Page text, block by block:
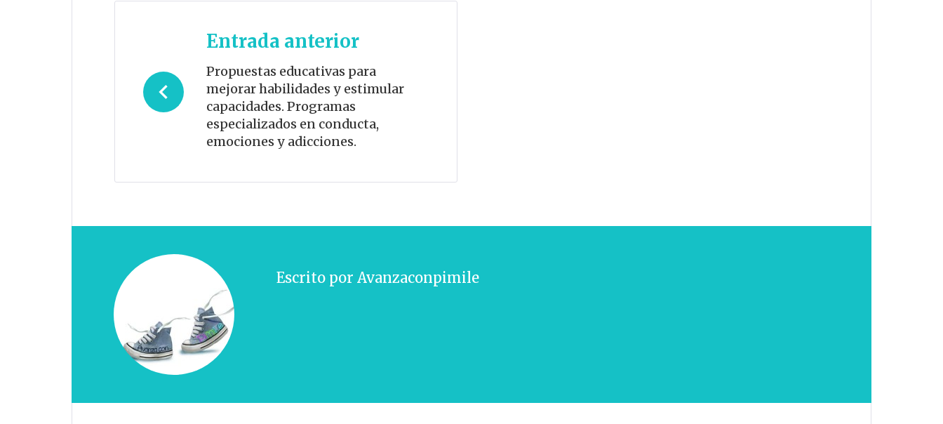
Navegación
de
entradas
Entrada anterior
Propuestas educativas para
mejorar habilidades y estimular
capacidades. Programas
especializados en conducta,
emociones y adicciones.
Escrito por Avanzaconpimile